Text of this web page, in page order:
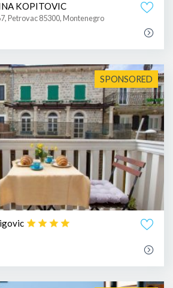
KOPITOVIC
Petrovac 85300, Montenegro
SPONSORED